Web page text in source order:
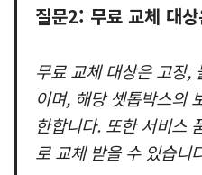
질문2: 무료 교체 대
무료 교체 대상은 고장,
이며, 해당 셋톱박스의
한합니다. 또한 서비스
로 교체 받을 수 있습니